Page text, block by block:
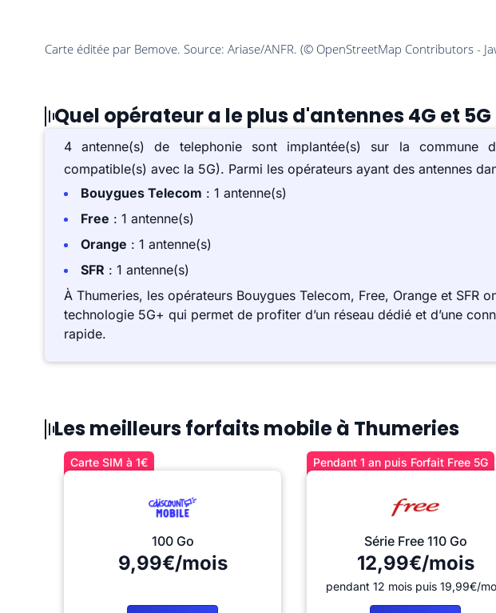
Quel opérateur a le plus d'antennes 4G et
4 antenne(s) de telephonie sont implantée(s) sur la commune
compatible(s) avec la 5G). Parmi les opérateurs ayant des antennes
Bouygues Telecom : 1 antenne(s)
Free : 1 antenne(s)
Orange : 1 antenne(s)
SFR : 1 antenne(s)
À Thumeries, les opérateurs Bouygues Telecom, Free, Orange et SFR
technologie 5G+ qui permet de profiter d’un réseau dédié et d’une
rapide.
Les meilleurs forfaits mobile à Thumeries
Carte SIM à 1€
100 Go
9,99€/mois
Pendant 1 an puis Forfait Free 5G
Série Free 110 Go
12,99€/mois
pendant 12 mois puis 19,99€/